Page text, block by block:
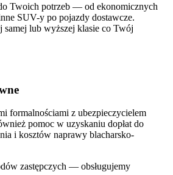
Twoich potrzeb — od ekonomicznych
SUV-y po pojazdy dostawcze.
samej lub wyższej klasie co Twój
formalnościami z ubezpieczycielem
pomoc w uzyskaniu dopłat do
i kosztów naprawy blacharsko-
zastępczych — obsługujemy